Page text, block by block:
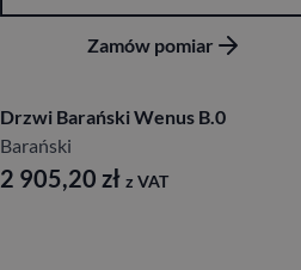
Zamów pomiar
Drzwi Barański Wenus B.0
Barański
2 905,20 zł z VAT